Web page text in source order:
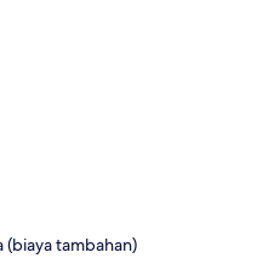
tambahan)